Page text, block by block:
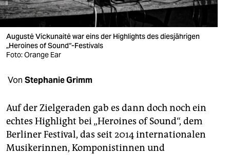
veranstaltungen
shop
fragen & hilfe
genossenschaft
epaper login
Augustė Vickunaitė war eins der Highlights des diesjährigen
„Heroines of Sound“-­Festivals
Foto: Orange Ear
Von Stephanie Grimm
Auf der Zielgeraden gab es dann doch noch ein
echtes Highlight bei „Heroines of Sound“, dem
Berliner Festival, das seit 2014 internationalen
Musikerinnen, Komponistinnen und